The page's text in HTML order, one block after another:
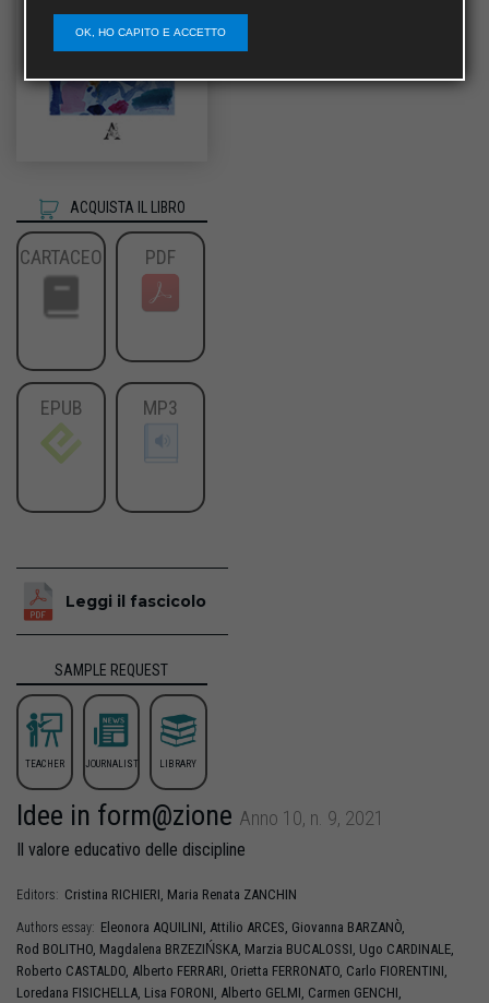
ACQUISTA IL LIBRO
CARTACEO PDF
EPUB MP3
Leggi il fascicolo
SAMPLE REQUEST
TEACHER JOURNALIST LIBRARY
Idee in form@zione Anno 10, n. 9, 2021
Il valore educativo delle discipline
Editors: Cristina RICHIERI, Maria Renata ZANCHIN
Authors essay: Eleonora AQUILINI, Attilio ARCES, Giovanna BARZANÒ,
Rod BOLITHO, Magdalena BRZEZIŃSKA, Marzia BUCALOSSI, Ugo CARDINALE,
Roberto CASTALDO, Alberto FERRARI, Orietta FERRONATO, Carlo FIORENTINI,
Loredana FISICHELLA, Lisa FORONI, Alberto GELMI, Carmen GENCHI,
OK, HO CAPITO E ACCETTO